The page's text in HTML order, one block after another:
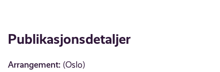
Publikasjonsdetaljer
Arrangement: (Oslo)